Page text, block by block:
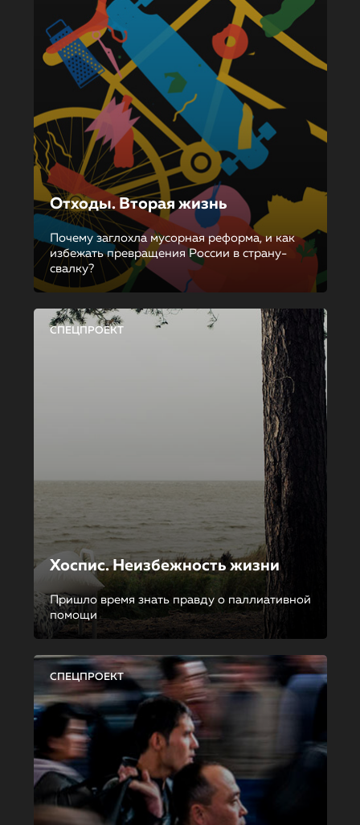
Отходы. Вторая жизнь
Почему заглохла мусорная реформа, и как
избежать превращения России в страну-
свалку?
СПЕЦПРОЕКТ
Хоспис. Неизбежность жизни
Пришло время знать правду о паллиативной
помощи
СПЕЦПРОЕКТ